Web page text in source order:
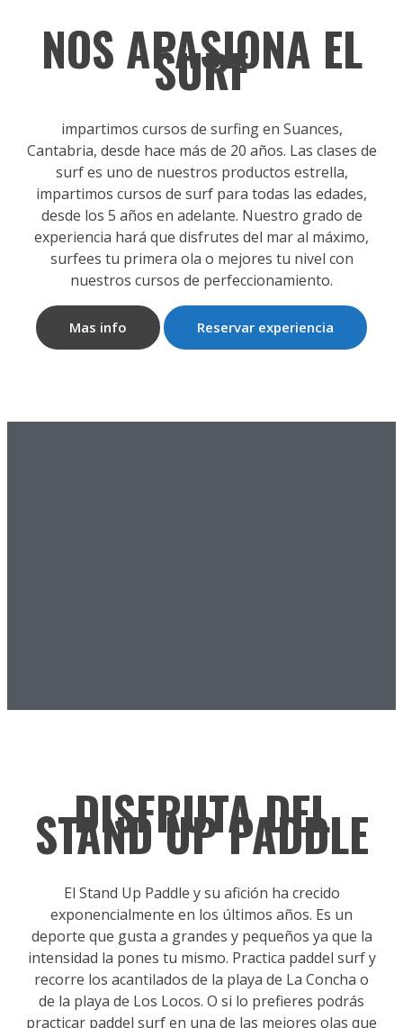
NOS APASIONA EL
SURF
impartimos cursos de surfing en Suances,
Cantabria, desde hace más de 20 años. Las clases de
surf es uno de nuestros productos estrella,
impartimos cursos de surf para todas las edades,
desde los 5 años en adelante. Nuestro grado de
experiencia hará que disfrutes del mar al máximo,
surfees tu primera ola o mejores tu nivel con
nuestros cursos de perfeccionamiento.
Mas info Reservar experiencia
DISFRUTA DEL
STAND UP PADDLE
El Stand Up Paddle y su afición ha crecido
exponencialmente en los últimos años. Es un
deporte que gusta a grandes y pequeños ya que la
intensidad la pones tu mismo. Practica paddel surf y
recorre los acantilados de la playa de La Concha o
de la playa de Los Locos. O si lo prefieres podrás
practicar paddel surf en una de las mejores olas que